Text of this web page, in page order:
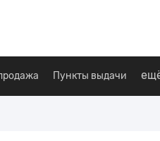
Пункты выдачи